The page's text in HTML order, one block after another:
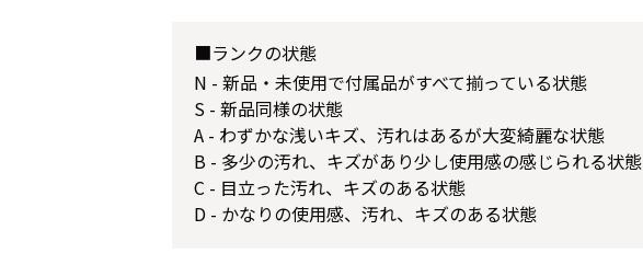
■ランクの状態
N - 新品・未使用で付属品がすべて揃っている状態
S - 新品同様の状態
A - わずかな浅いキズ、汚れはあるが大変綺麗な状態
B - 多少の汚れ、キズがあり少し使用感の感じられる状態
C - 目立った汚れ、キズのある状態
D - かなりの使用感、汚れ、キズのある状態